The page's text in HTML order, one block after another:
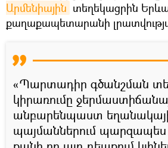
Արմենիային տեղեկացրին
քաղաքապետարանի
«Պարտադիր գծանշման
կիրառումը
անբարենպաստ
պայմաններում պարզապես